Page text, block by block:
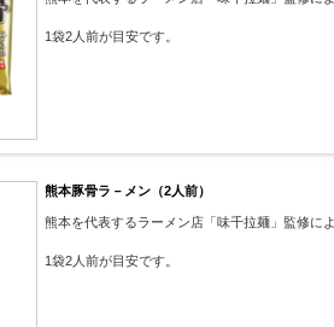
1袋2人前が目安です。
熊本豚骨ラ－メン（2人前）
熊本を代表するラーメン店「味千拉麺」監修に
1袋2人前が目安です。